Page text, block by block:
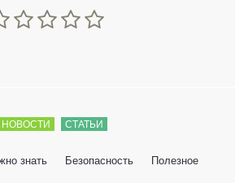
4 5
НОВОСТИ СТАТЬИ
знать Безопасность
Полезное